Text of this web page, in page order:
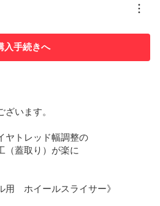
入手続きへ
います。
ヤトレッド幅調整の
（蓋取り）が楽に
用　ホイールスライサー》